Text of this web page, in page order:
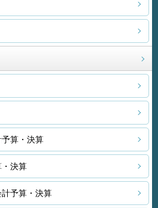
算・決算
決算
予算・決算